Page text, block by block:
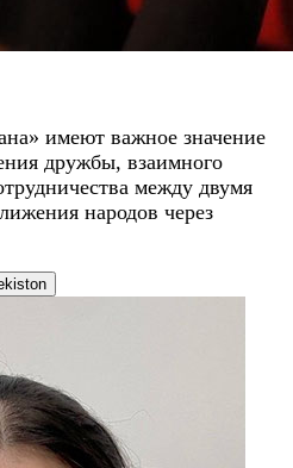
имеют важное значение
дружбы, взаимного
между двумя
народов через